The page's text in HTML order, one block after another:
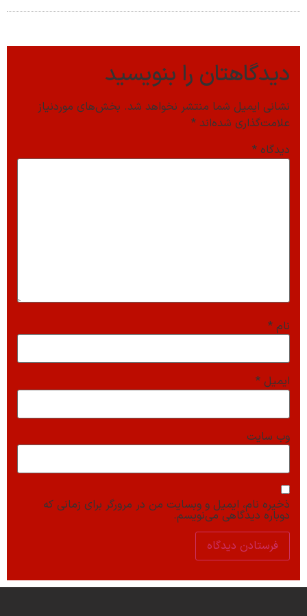
دیدگاهتان را بنویسید
نشانی ایمیل شما منتشر نخواهد شد. بخش‌های موردنیاز
علامت‌گذاری شده‌اند *
دیدگاه *
نام *
ایمیل *
وب‌ سایت
ذخیره نام، ایمیل و وبسایت من در مرورگر برای زمانی که
دوباره دیدگاهی می‌نویسم.